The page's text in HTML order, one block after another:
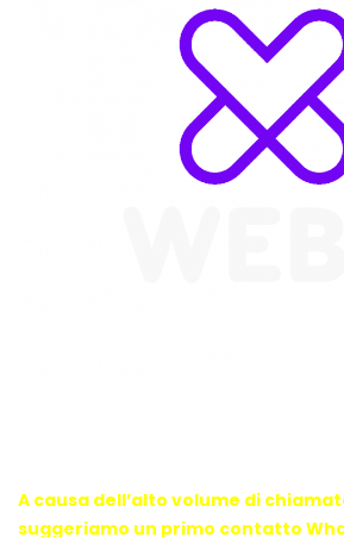
A causa dell’alto volume di
suggeriamo un primo contatto